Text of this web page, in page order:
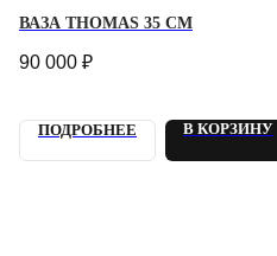
ВАЗА THOMAS 35 СМ
90 000 ₽
ПОДРОБНЕЕ В КОРЗИНУ